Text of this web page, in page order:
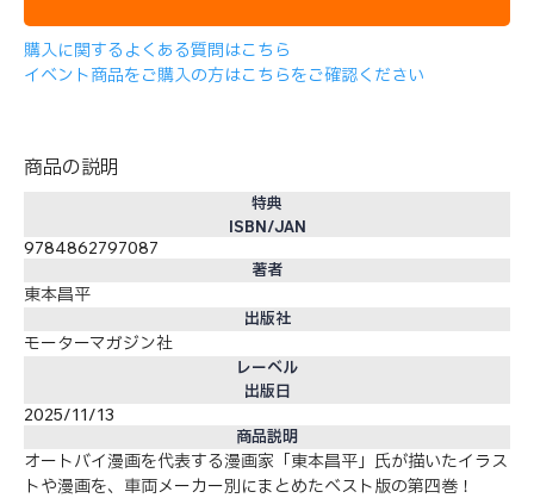
購入に関するよくある質問はこちら
イベント商品をご購入の方はこちらをご確認ください
商品の説明
特典
ISBN/JAN
9784862797087
著者
東本昌平
出版社
モーターマガジン社
レーベル
出版日
2025/11/13
商品説明
オートバイ漫画を代表する漫画家「東本昌平」氏が描いたイラス
トや漫画を、車両メーカー別にまとめたベスト版の第四巻！